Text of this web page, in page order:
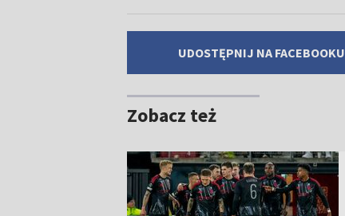
UDOSTĘPNIJ NA FACEBOOKU
Zobacz też